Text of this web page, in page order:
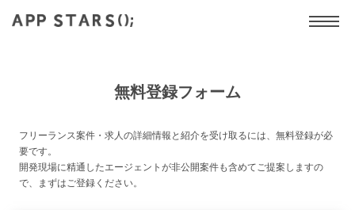
無料登録フォーム
フリーランス案件・求人の詳細情報と紹介を受け取るには、無料登録が必
要です。
開発現場に精通したエージェントが非公開案件も含めてご提案しますの
で、まずはご登録ください。